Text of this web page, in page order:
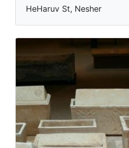
HeHaruv St, Nesher